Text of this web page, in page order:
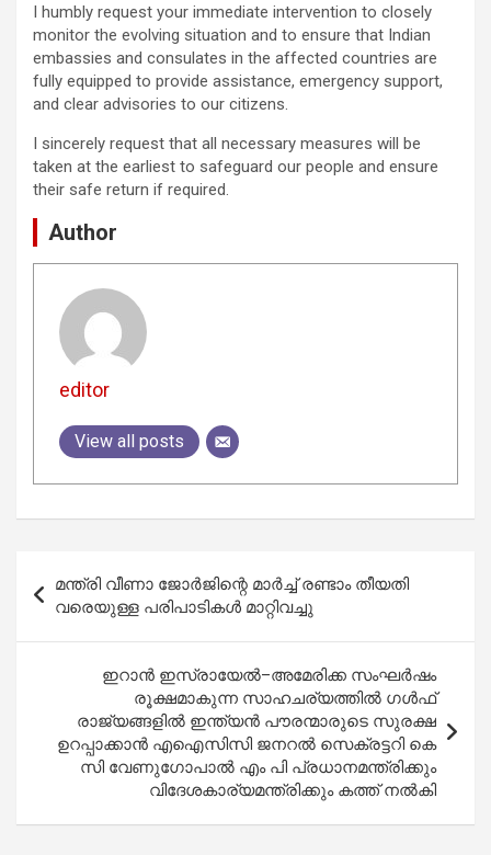
I humbly request your immediate intervention to closely
monitor the evolving situation and to ensure that Indian
embassies and consulates in the affected countries are
fully equipped to provide assistance, emergency support,
and clear advisories to our citizens.
I sincerely request that all necessary measures will be
taken at the earliest to safeguard our people and ensure
their safe return if required.
Author
editor
View all posts
navigation
മന്ത്രി വീണാ ജോര്‍ജിന്റെ മാര്‍ച്ച് രണ്ടാം തീയതി
വരെയുള്ള പരിപാടികള്‍ മാറ്റിവച്ചു
ഇറാൻ ഇസ്രായേൽ–അമേരിക്ക സംഘർഷം
രൂക്ഷമാകുന്ന സാഹചര്യത്തിൽ ഗൾഫ്
രാജ്യങ്ങളിൽ ഇന്ത്യൻ പൗരന്മാരുടെ സുരക്ഷ
ഉറപ്പാക്കാൻ എഐസിസി ജനറൽ സെക്രട്ടറി കെ
സി വേണുഗോപാൽ എം പി പ്രധാനമന്ത്രിക്കും
വിദേശകാര്യമന്ത്രിക്കും കത്ത് നൽകി